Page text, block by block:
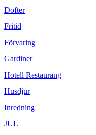
Dofter
Fritid
Förvaring
Gardiner
Hotell Restaurang
Husdjur
Inredning
JUL